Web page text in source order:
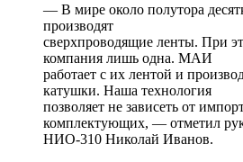
— В мире около полутора
производят
сверхпроводящие ленты. При
компания лишь одна. МАИ
работает с их лентой и
катушки. Наша технология
позволяет не зависеть от
комплектующих, — отметил
НИО-310 Николай Иванов.